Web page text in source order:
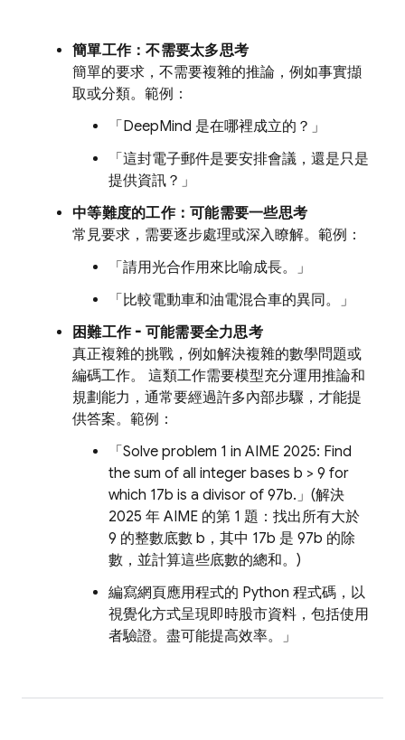
簡單工作：不需要太多思考
簡單的要求，不需要複雜的推論，例如事實擷
取或分類。範例：
「DeepMind 是在哪裡成立的？」
「這封電子郵件是要安排會議，還是只是
提供資訊？」
中等難度的工作：可能需要一些思考
常見要求，需要逐步處理或深入瞭解。範例：
「請用光合作用來比喻成長。」
「比較電動車和油電混合車的異同。」
困難工作 - 可能需要全力思考
真正複雜的挑戰，例如解決複雜的數學問題或
編碼工作。 這類工作需要模型充分運用推論和
規劃能力，通常要經過許多內部步驟，才能提
供答案。範例：
「Solve problem 1 in AIME 2025: Find
the sum of all integer bases b > 9 for
which 17b is a divisor of 97b.」(解決
2025 年 AIME 的第 1 題：找出所有大於
9 的整數底數 b，其中 17b 是 97b 的除
數，並計算這些底數的總和。)
編寫網頁應用程式的 Python 程式碼，以
視覺化方式呈現即時股市資料，包括使用
者驗證。盡可能提高效率。」